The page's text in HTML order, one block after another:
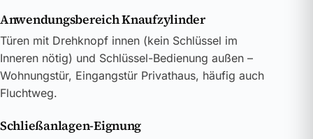
Anwendungsbereich Knaufzylinder
Türen mit Drehknopf innen (kein Schlüssel im
Inneren nötig) und Schlüssel-Bedienung außen –
Wohnungstür, Eingangstür Privathaus, häufig auch
Fluchtweg.
Schließanlagen-Eignung